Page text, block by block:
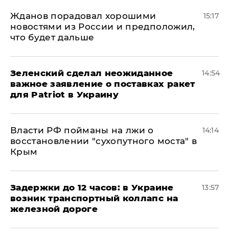
Жданов порадовал хорошими
новостями из России и предположил,
что будет дальше
15:17
Зеленский сделал неожиданное
важное заявление о поставках ракет
для Patriot в Украину
14:54
Власти РФ пойманы на лжи о
восстановлении "сухопутного моста" в
Крым
14:14
Задержки до 12 часов: в Украине
возник транспортный коллапс на
железной дороге
13:57